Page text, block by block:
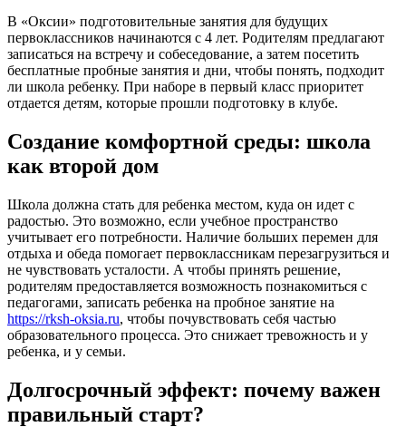
В «Оксии» подготовительные занятия для будущих
первоклассников начинаются с 4 лет. Родителям предлагают
записаться на встречу и собеседование, а затем посетить
бесплатные пробные занятия и дни, чтобы понять, подходит
ли школа ребенку. При наборе в первый класс приоритет
отдается детям, которые прошли подготовку в клубе.
Создание комфортной среды: школа
как второй дом
Школа должна стать для ребенка местом, куда он идет с
радостью. Это возможно, если учебное пространство
учитывает его потребности. Наличие больших перемен для
отдыха и обеда помогает первоклассникам перезагрузиться и
не чувствовать усталости. А чтобы принять решение,
родителям предоставляется возможность познакомиться с
педагогами, записать ребенка на пробное занятие на
https://rksh-oksia.ru, чтобы почувствовать себя частью
образовательного процесса. Это снижает тревожность и у
ребенка, и у семьи.
Долгосрочный эффект: почему важен
правильный старт?